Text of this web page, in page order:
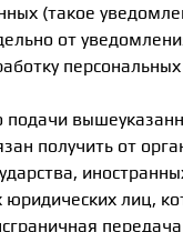
(такое
от
подачи
получить от
юридических лиц,